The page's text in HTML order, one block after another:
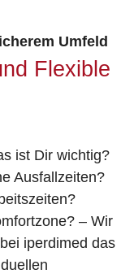
Umfeld
Flexible
ist Dir wichtig?
Ausfallzeiten?
– Wir
iperdimed das